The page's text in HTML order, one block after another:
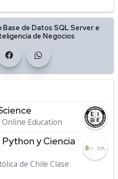
de Datos SQL Server e
de Negocios
Education
y Ciencia
de Chile Clase